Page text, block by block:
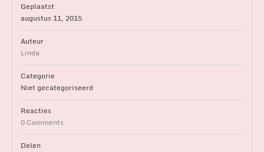
Geplaatst
augustus 11, 2015
Auteur
Linda
Categorie
Niet gecategoriseerd
Reacties
0 Comments
Delen